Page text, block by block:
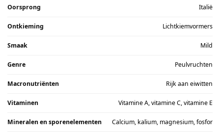
Oorsprong Italië
Ontkieming Lichtkiemvormers
Smaak Mild
Genre Peulvruchten
Macronutriënten Rijk aan eiwitten
Vitaminen Vitamine A, vitamine C, vitamine E
Mineralen en sporenelementen Calcium, kalium, magnesium, fosfor